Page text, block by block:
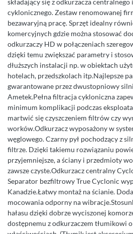
cyklonicznego. Zestaw renomowanej
bezawaryjną pracę. Sprzęt idealny
komercyjnych gdzie można stosować
odkurzaczy HD w połączeniach
dzięki temu zwiększać parametry i
dłuższych instalacji np. w obiektach
hotelach, przedszkolach itp.Najlepsze
gwarantowane przez dwustopniowy
Ametek.Pełna filtracja cykloniczna
minimum komplikacji podczas
martwić się czyszczeniem filtrów czy
worków.Odkurzacz wyposażony w
węglowego. Czarny pył pochodzący z
filtrze. Dzięki takiemu rozwiązaniu
przyjemniejsze, a ściany i przedmioty
zawsze czyste.Odkurzacz centralny
Separator bezfiltrowy True Cyclonic
Kanadzie.Łatwy montaż na ścianie.
mocowania odporny na
hałasu dzięki dobrze wyciszonej
dostępnemu z odkurzaczem tłumikowi